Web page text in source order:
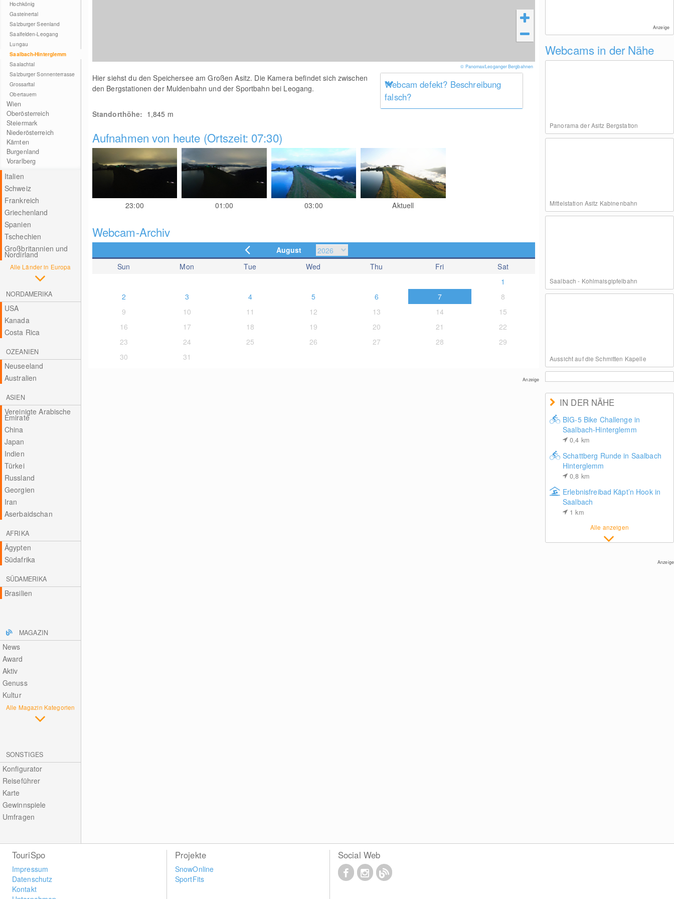
Hochkönig
Gasteinertal
Salzburger Seenland
Saalfelden-Leogang
Lungau
Saalbach-Hinterglemm
Saalachtal
Salzburger Sonnenterrasse
Grossarltal
Obertauern
Wien
Oberösterreich
Steiermark
Niederösterreich
Kärnten
Burgenland
Vorarlberg
Italien
Schweiz
Frankreich
Griechenland
Spanien
Tschechien
Großbritannien und
Nordirland
Alle Länder in Europa
NORDAMERIKA
USA
Kanada
Costa Rica
OZEANIEN
Neuseeland
Australien
ASIEN
Vereinigte Arabische
Emirate
China
Japan
Indien
Türkei
Russland
Georgien
Iran
Aserbaidschan
AFRIKA
Ägypten
Südafrika
SÜDAMERIKA
Brasilien
MAGAZIN
News
Award
Aktiv
Genuss
Kultur
Alle Magazin Kategorien
SONSTIGES
Konfigurator
Reiseführer
Karte
Gewinnspiele
Umfragen
© Panomax/Leoganger Bergbahnen
Hier siehst du den Speichersee am Großen Asitz. Die Kamera befindet sich zwischen
den Bergstationen der Muldenbahn und der Sportbahn bei Leogang.
Webcam defekt? Beschreibung
falsch?
Standorthöhe: 1,845 m
Aufnahmen von heute (Ortszeit: 07:30)
23:00 01:00 03:00 Aktuell
Webcam-Archiv
August
Sun
Mon Tue Wed Thu Fri
Sat
1
2
3 4 5 6 7
8
9
10 11 12 13 14
15
16
17 18 19 20 21
22
23
24 25 26 27 28
29
30
31
Anzeige
Anzeige
Webcams in der Nähe
Panorama der Asitz Bergstation
Mittelstation Asitz Kabinenbahn
Saalbach - Kohlmaisgipfelbahn
Aussicht auf die Schmitten Kapelle
Ausblick vom Schattberg West
IN DER NÄHE
BIG-5 Bike Challenge in
Saalbach-Hinterglemm
0,4 km
Schattberg Runde in Saalbach
Hinterglemm
0,8 km
Erlebnisfreibad Käpt’n Hook in
Saalbach
1km
Alle anzeigen
Anzeige
TouriSpo
Impressum
Datenschutz
Kontakt
Projekte
SnowOnline
SportFits
Social Web